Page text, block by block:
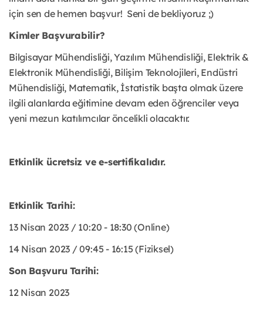
için sen de hemen başvur! Seni de bekliyoruz ;)
Kimler Başvurabilir?
Bilgisayar Mühendisliği, Yazılım Mühendisliği, Elektrik &
Elektronik Mühendisliği, Bilişim Teknolojileri, Endüstri
Mühendisliği, Matematik, İstatistik başta olmak üzere
ilgili alanlarda eğitimine devam eden öğrenciler veya
yeni mezun katılımcılar öncelikli olacaktır.
Etkinlik ücretsiz ve e-sertifikalıdır.
Etkinlik Tarihi:
13 Nisan 2023 / 10:20 - 18:30 (Online)
14 Nisan 2023 / 09:45 - 16:15 (Fiziksel)
Son Başvuru Tarihi:
12 Nisan 2023